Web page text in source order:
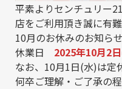
平素よりセンチュリー
店をご利用頂き誠に有難
10月のお休みのお知らせ
休業日 2025年10月2
なお、10月1日(水)は定
何卒ご理解・ご了承の